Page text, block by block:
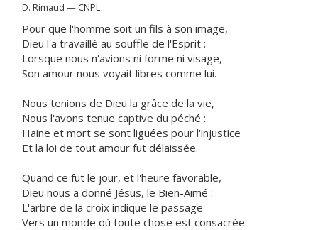
D. Rimaud — CNPL
Pour que l'homme soit un fils à son image,
Dieu l'a travaillé au souffle de l'Esprit :
Lorsque nous n'avions ni forme ni visage,
Son amour nous voyait libres comme lui.
Nous tenions de Dieu la grâce de la vie,
Nous l'avons tenue captive du péché :
Haine et mort se sont liguées pour l'injustice
Et la loi de tout amour fut délaissée.
Quand ce fut le jour, et l'heure favorable,
Dieu nous a donné Jésus, le Bien-Aimé :
L'arbre de la croix indique le passage
Vers un monde où toute chose est consacrée.